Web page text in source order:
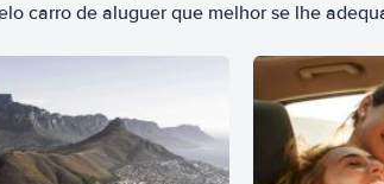
carro de aluguer que melhor se lhe